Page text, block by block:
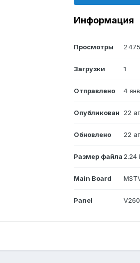
Информация
Просмотры 2 475
Загрузки 1
Отправлено 4
Опубликован 22
Обновлено 22
Размер файла 2.24
Main Board
Panel